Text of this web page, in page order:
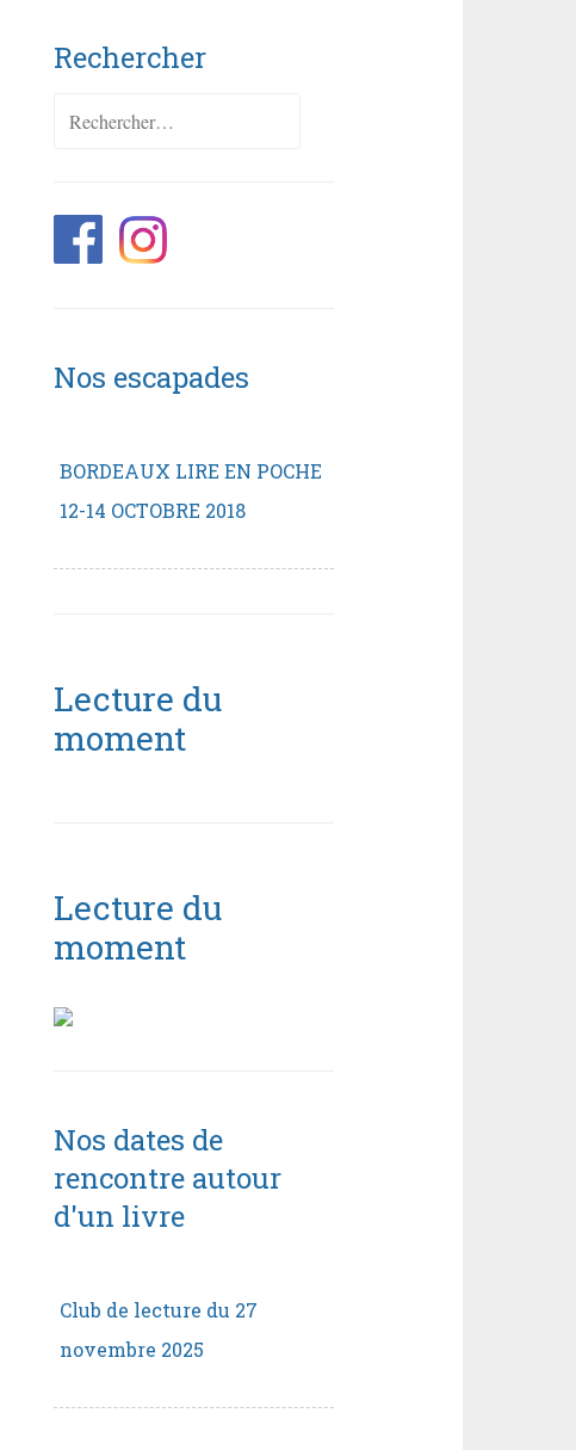
Rechercher
Rechercher :
Nos escapades
BORDEAUX LIRE EN POCHE
12-14 OCTOBRE 2018
Lecture du
moment
Lecture du
moment
Nos dates de
rencontre autour
d'un livre
Club de lecture du 27
novembre 2025